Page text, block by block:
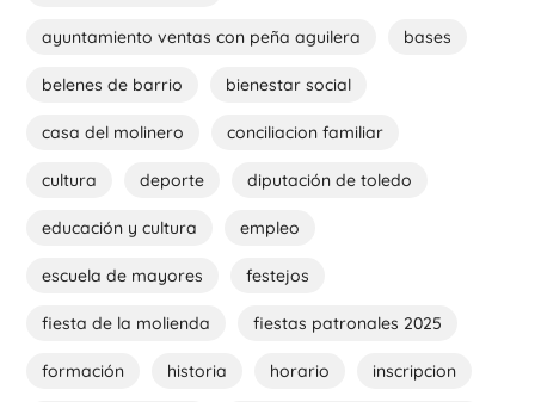
ayuntamiento ventas con peña aguilera bases
belenes de barrio bienestar social
casa del molinero conciliacion familiar
cultura deporte diputación de toledo
educación y cultura empleo
escuela de mayores festejos
fiesta de la molienda fiestas patronales 2025
formación historia horario inscripcion